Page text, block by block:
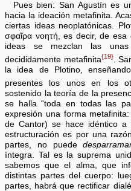
Pues bien: San Agustín es
hacia la ideación metafinita.
ciertas ideas neoplatónicas.
σφαῖρα νοητή, es decir, de
ideas se mezclan las
decididamente metafinita{19}.
la idea de Plotino,
presentes los unos en los
sostenido la teoría de la
se halla “toda en todas las
expresión una forma
de Cantor) se hace idéntico
estructuración es por una
partes, no puede
íntegra. Tal es la suprema
sabemos que el alma, que
distintas partes del cuerpo:
partes, habrá que rectificar